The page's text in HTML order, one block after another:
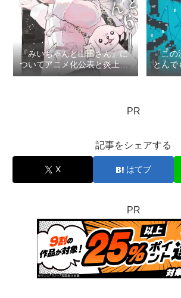
『みいちゃんと山田さん』に
ついてアニメ化公表と炎上で
思うこと：ロマン優光連載
「この
とんで
TOP3
PR
記事をシェアする
X はてブ
PR